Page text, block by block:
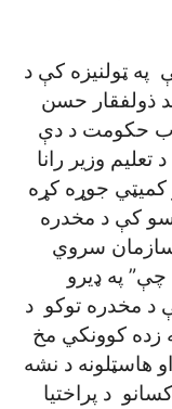
ټولنيزه کې د
ذولفقار حسن
حکومت د دې
وزير رانا
کې يوه د ۱۴ غړو کميټي جوړه کړه
کې د مخدره
سروي
چې” په ډيرو
د مخدره توکو د
زده کوونکي مخ
هاسټلونه د نشه
د پراختيا